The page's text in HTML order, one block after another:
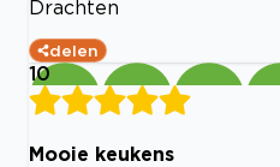
Drachten
delen
10
Mooie keukens